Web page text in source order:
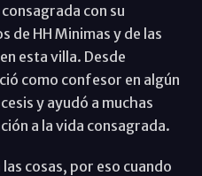
con su
de HH Minimas y de las
esta villa. Desde
como confesor en algún
y ayudó a muchas
a la vida consagrada.
cosas, por eso cuando